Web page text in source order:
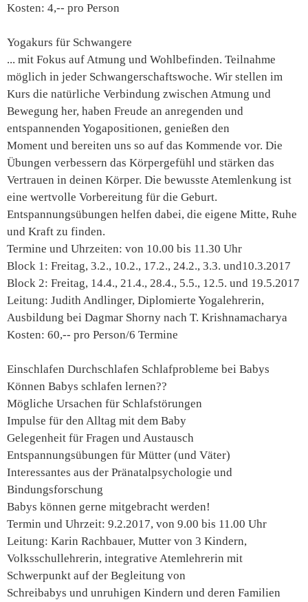
Kosten: 4,-- pro Person
Yogakurs für Schwangere
... mit Fokus auf Atmung und Wohlbefinden. Teilnahme
möglich in jeder Schwangerschaftswoche. Wir stellen im
Kurs die natürliche Verbindung zwischen Atmung und
Bewegung her, haben Freude an anregenden und
entspannenden Yogapositionen, genießen den
Moment und bereiten uns so auf das Kommende vor. Die
Übungen verbessern das Körpergefühl und stärken das
Vertrauen in deinen Körper. Die bewusste Atemlenkung ist
eine wertvolle Vorbereitung für die Geburt.
Entspannungsübungen helfen dabei, die eigene Mitte, Ruhe
und Kraft zu finden.
Termine und Uhrzeiten: von 10.00 bis 11.30 Uhr
Block 1: Freitag, 3.2., 10.2., 17.2., 24.2., 3.3. und10.3.2017
Block 2: Freitag, 14.4., 21.4., 28.4., 5.5., 12.5. und 19.5.2017
Leitung: Judith Andlinger, Diplomierte Yogalehrerin,
Ausbildung bei Dagmar Shorny nach T. Krishnamacharya
Kosten: 60,-- pro Person/6 Termine
Einschlafen Durchschlafen Schlafprobleme bei Babys
Können Babys schlafen lernen??
Mögliche Ursachen für Schlafstörungen
Impulse für den Alltag mit dem Baby
Gelegenheit für Fragen und Austausch
Entspannungsübungen für Mütter (und Väter)
Interessantes aus der Pränatalpsychologie und
Bindungsforschung
Babys können gerne mitgebracht werden!
Termin und Uhrzeit: 9.2.2017, von 9.00 bis 11.00 Uhr
Leitung: Karin Rachbauer, Mutter von 3 Kindern,
Volksschullehrerin, integrative Atemlehrerin mit
Schwerpunkt auf der Begleitung von
Schreibabys und unruhigen Kindern und deren Familien